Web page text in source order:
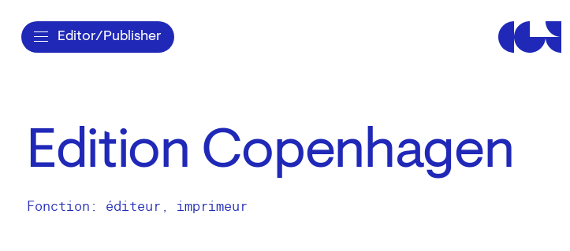
Editor/Publisher Centre
Edition Copenhagen
Fonction: éditeur, imprimeur